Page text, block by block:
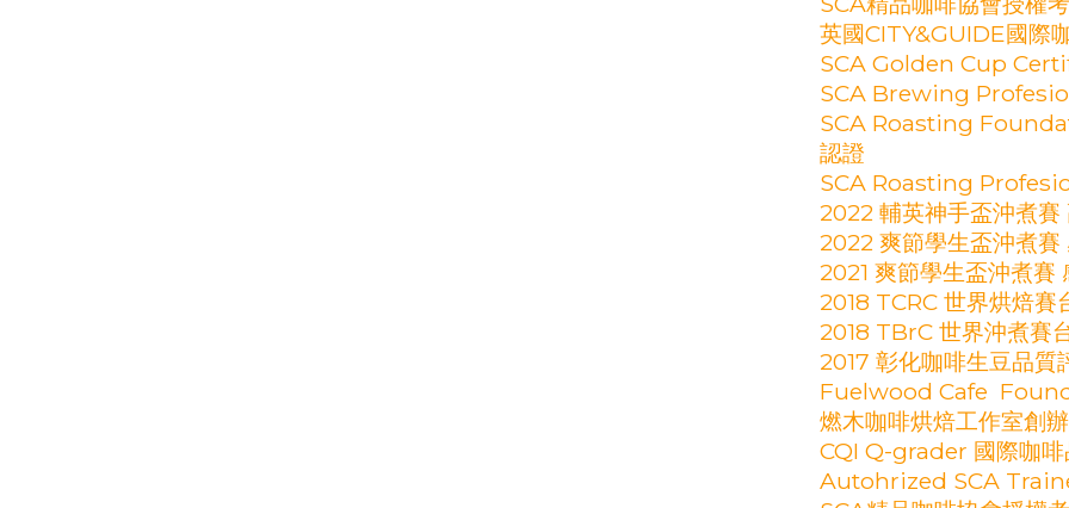
英國CITY&GUIDE國際
SCA Golden Cup
SCA Brewing
SCA Roasting
認證
SCA Roasting
2022 輔英神手盃沖煮賽
2022 爽節學生盃沖煮賽
2021 爽節學生盃沖煮賽
2018 TCRC 世界烘焙賽
2018 TBrC 世界沖煮賽
2017 彰化咖啡生豆品質
Fuelwood Cafe
燃木咖啡烘焙工作室創
CQI Q-grader 國際咖啡
Autohrized SCA